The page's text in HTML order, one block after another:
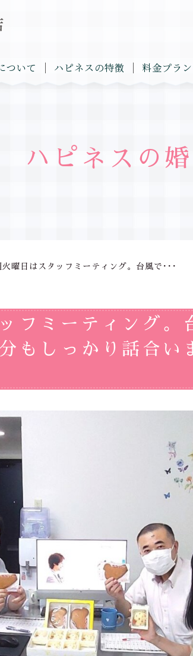
ついて ハピネスの特徴 料金プラン
ハピネスの
火曜日はスタッフミーティング。台風で･･･
フミーティング。
もしっかり話合い